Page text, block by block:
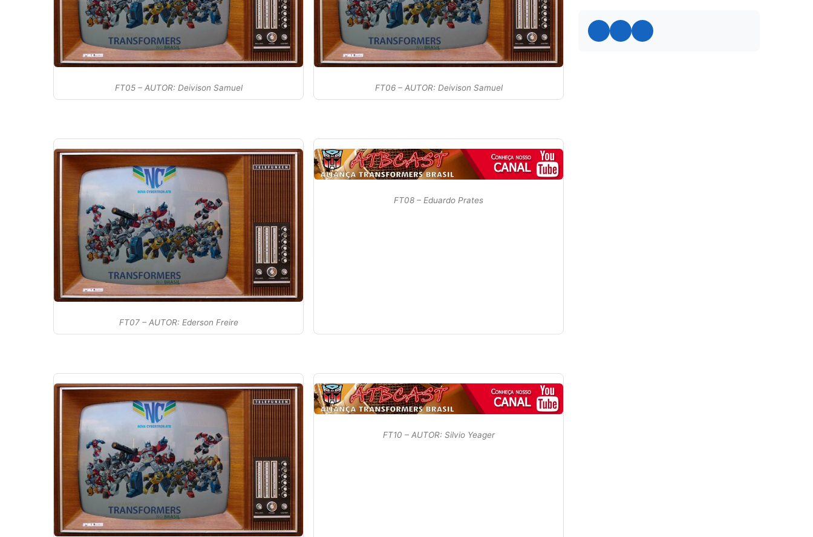
FT05 – AUTOR: Deivison Samuel FT06 – AUTOR: Deivison Samuel
FT07 – AUTOR: Ederson Freire
FT08 – Eduardo Prates
FT10 – AUTOR: Silvio Yeager